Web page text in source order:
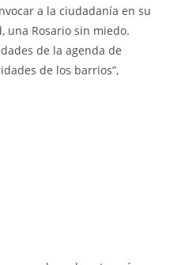
a la ciudadanía en su
una Rosario sin miedo.
de la agenda de
de los barrios”,